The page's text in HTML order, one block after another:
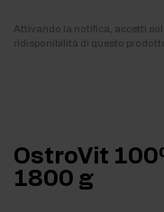
Attivando la notifica, accetti
ridisponibilità di questo
OstroVit
1800 g